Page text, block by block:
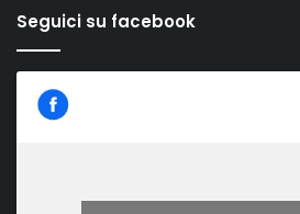
Seguici su facebook